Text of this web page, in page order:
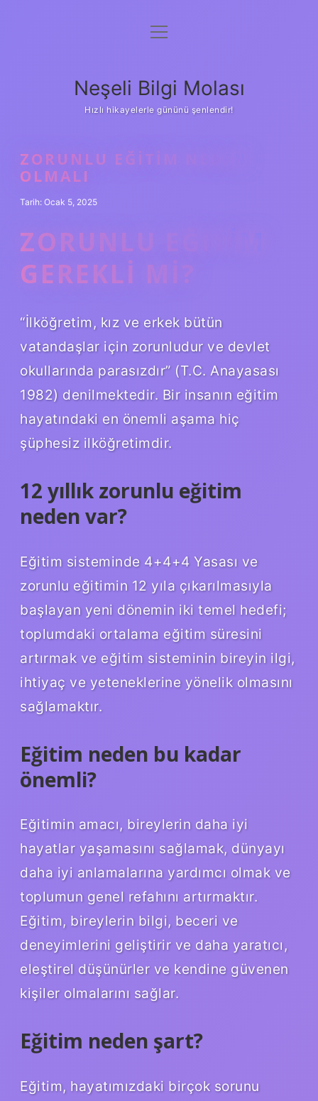
Anasayfa
Yasal Uyarı
menüyü
Neşeli Bilgi Molası
Hızlı hikayelerle gününü şenlendir!
ZORUNLU EĞITIM NEDEN
OLMALI
Tarih: Ocak 5, 2025
ZORUNLU EĞITIM
GEREKLI MI?
“İlköğretim, kız ve erkek bütün
vatandaşlar için zorunludur ve devlet
okullarında parasızdır” (T.C. Anayasası
1982) denilmektedir. Bir insanın eğitim
hayatındaki en önemli aşama hiç
şüphesiz ilköğretimdir.
12 yıllık zorunlu eğitim
neden var?
Eğitim sisteminde 4+4+4 Yasası ve
zorunlu eğitimin 12 yıla çıkarılmasıyla
başlayan yeni dönemin iki temel hedefi;
toplumdaki ortalama eğitim süresini
artırmak ve eğitim sisteminin bireyin ilgi,
ihtiyaç ve yeteneklerine yönelik olmasını
sağlamaktır.
Eğitim neden bu kadar
önemli?
Eğitimin amacı, bireylerin daha iyi
hayatlar yaşamasını sağlamak, dünyayı
daha iyi anlamalarına yardımcı olmak ve
toplumun genel refahını artırmaktır.
Eğitim, bireylerin bilgi, beceri ve
deneyimlerini geliştirir ve daha yaratıcı,
eleştirel düşünürler ve kendine güvenen
kişiler olmalarını sağlar.
Eğitim neden şart?
Eğitim, hayatımızdaki birçok sorunu